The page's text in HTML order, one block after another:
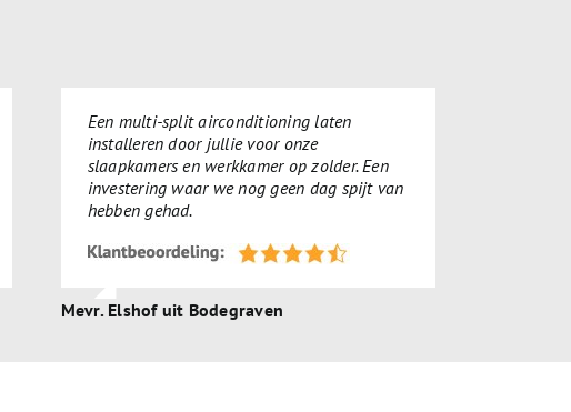
Een multi-split airconditioning laten
installeren door jullie voor onze
slaapkamers en werkkamer op zolder. Een
investering waar we nog geen dag spijt van
hebben gehad.
Mevr. Elshof uit Bodegraven